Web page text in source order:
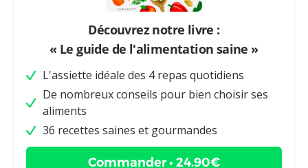
Découvrez notre livre :
« Le guide de l'alimentation saine »
L'assiette idéale des 4 repas quotidiens
De nombreux conseils pour bien choisir ses
aliments
36 recettes saines et gourmandes
Commander • 24.90€